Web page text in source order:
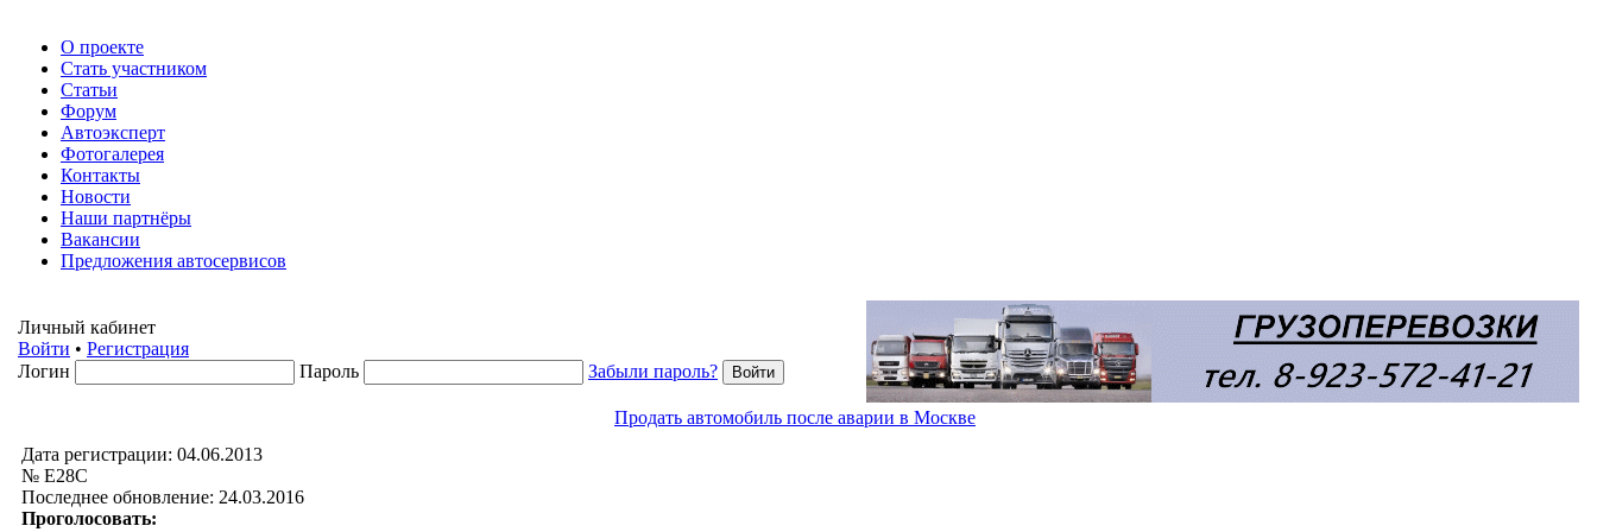
О проекте
Стать участником
Статьи
Форум
Автоэксперт
Фотогалерея
Контакты
Новости
Наши партнёры
Вакансии
Предложения автосервисов
Личный кабинет
Войти • Регистрация
Логин
Пароль Забыли пароль?
Продать автомобиль после аварии в Москве
Дата регистрации: 04.06.2013
№ Е28С
Последнее обновление: 24.03.2016
Проголосовать: